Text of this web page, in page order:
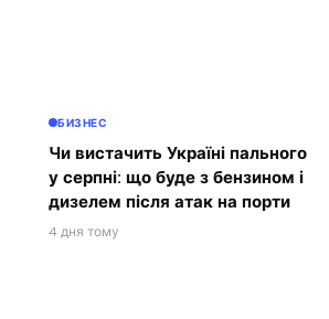
БИЗНЕС
Чи вистачить Україні пального
у серпні: що буде з бензином і
дизелем після атак на порти
4 дня тому